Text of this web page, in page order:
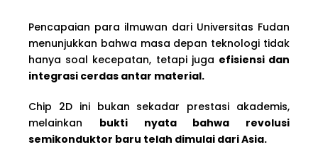
Pencapaian para ilmuwan dari Universitas Fudan
menunjukkan bahwa masa depan teknologi tidak
hanya soal kecepatan, tetapi juga efisiensi dan
integrasi cerdas antar material.
Chip 2D ini bukan sekadar prestasi akademis,
melainkan bukti nyata bahwa revolusi
semikonduktor baru telah dimulai dari Asia.